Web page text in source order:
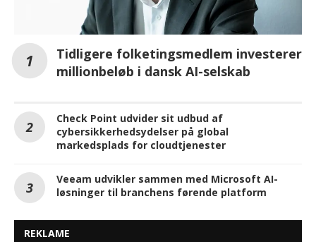
Tidligere folketingsmedlem investerer
millionbeløb i dansk AI-selskab
Check Point udvider sit udbud af
cybersikkerhedsydelser på global
markedsplads for cloudtjenester
Veeam udvikler sammen med Microsoft AI-
løsninger til branchens førende platform
REKLAME